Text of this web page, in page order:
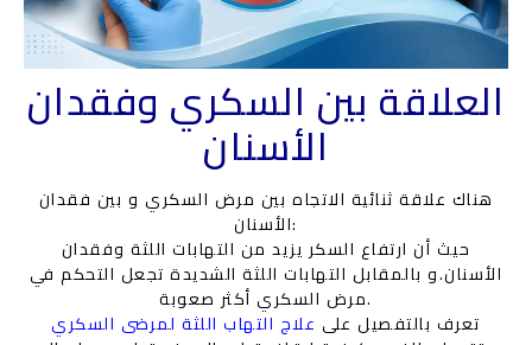
العلاقة بين السكري وفقدان
الأسنان
هناك علاقة ثنائية الاتجاه بين مرض السكري و بين فقدان
الأسنان:
حيث أن ارتفاع السكر يزيد من التهابات اللثة وفقدان
الأسنان.و بالمقابل التهابات اللثة الشديدة تجعل التحكم في
مرض السكري أكثر صعوبة.
تعرف بالتفصيل على علاج التهاب اللثة لمرضى السكري